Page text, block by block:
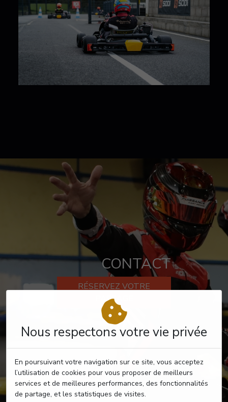
Nous respectons votre vie privée
En poursuivant votre navigation sur ce site, vous acceptez
l’utilisation de cookies pour vous proposer de meilleurs
services et de meilleures performances, des fonctionnalités
de partage, et les statistiques de visites.
CONTACT
RÉSERVEZ VOTRE
PASSAGE